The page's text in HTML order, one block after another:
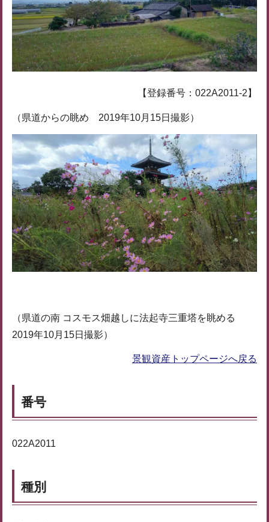
【登録番号：022A2011-2】
（県道からの眺め 2019年10月15日撮影）
（県道の南 コスモス畑越しに法起寺三重塔を眺める
2019年10月15日撮影）
景観資産トップページへ戻る
番号
022A2011
種別